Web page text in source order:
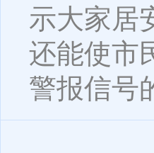
示大家居
还能使市
警报信号